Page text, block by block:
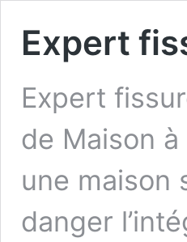
Expert
Expert
de Maison
une maison
danger